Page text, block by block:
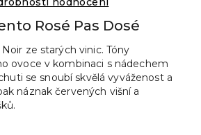
Rosé Pas Dosé
ze starých vinic. Tóny
ovoce v kombinaci s nádechem
se snoubí skvělá vyváženost a
náznak červených višní a